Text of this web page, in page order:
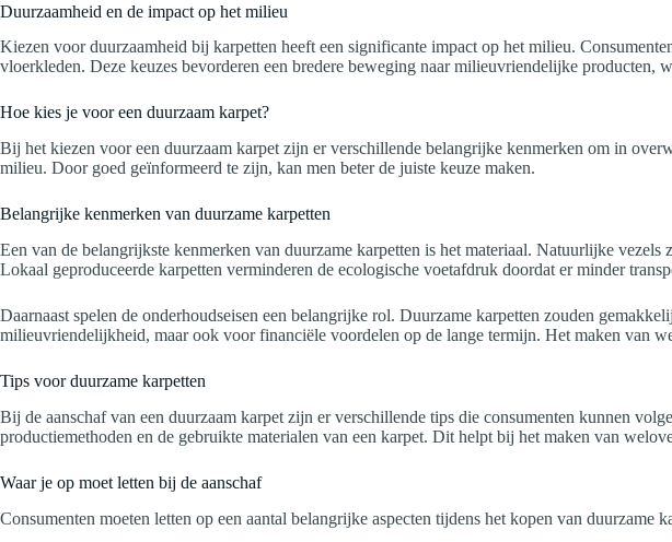
Duurzaamheid en de impact op het milieu
Kiezen voor duurzaamheid bij karpetten heeft een significante impact op het milieu.
vloerkleden. Deze keuzes bevorderen een bredere beweging naar milieuvriendelijke producten,
Hoe kies je voor een duurzaam karpet?
Bij het kiezen voor een duurzaam karpet zijn er verschillende belangrijke kenmerken om in
milieu. Door goed geïnformeerd te zijn, kan men beter de juiste keuze maken.
Belangrijke kenmerken van duurzame karpetten
Een van de belangrijkste kenmerken van duurzame karpetten is het materiaal. Natuurlijke
Lokaal geproduceerde karpetten verminderen de ecologische voetafdruk doordat er minder
Daarnaast spelen de onderhoudseisen een belangrijke rol. Duurzame karpetten zouden
milieuvriendelijkheid, maar ook voor financiële voordelen op de lange termijn. Het maken van
Tips voor duurzame karpetten
Bij de aanschaf van een duurzaam karpet zijn er verschillende tips die consumenten kunnen
productiemethoden en de gebruikte materialen van een karpet. Dit helpt bij het maken van
Waar je op moet letten bij de aanschaf
Consumenten moeten letten op een aantal belangrijke aspecten tijdens het kopen van duurzame